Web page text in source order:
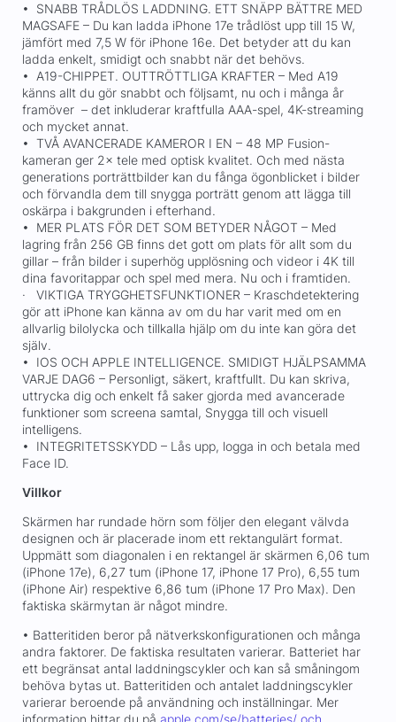
• SNABB TRÅDLÖS LADDNING. ETT SNÄPP BÄTTRE MED
MAGSAFE – Du kan ladda iPhone 17e trådlöst upp till 15 W,
jämfört med 7,5 W för iPhone 16e. Det betyder att du kan
ladda enkelt, smidigt och snabbt när det behövs.
• A19-CHIPPET. OUTTRÖTTLIGA KRAFTER – Med A19
känns allt du gör snabbt och följsamt, nu och i många år
framöver – det inkluderar kraftfulla AAA-spel, 4K-streaming
och mycket annat.
• TVÅ AVANCERADE KAMEROR I EN – 48 MP Fusion-
kameran ger 2× tele med optisk kvalitet. Och med nästa
generations porträttbilder kan du fånga ögonblicket i bilder
och förvandla dem till snygga porträtt genom att lägga till
oskärpa i bakgrunden i efterhand.
• MER PLATS FÖR DET SOM BETYDER NÅGOT – Med
lagring från 256 GB finns det gott om plats för allt som du
gillar – från bilder i superhög upplösning och videor i 4K till
dina favoritappar och spel med mera. Nu och i framtiden.
· VIKTIGA TRYGGHETSFUNKTIONER – Kraschdetektering
gör att iPhone kan känna av om du har varit med om en
allvarlig bilolycka och tillkalla hjälp om du inte kan göra det
själv.
• IOS OCH APPLE INTELLIGENCE. SMIDIGT HJÄLPSAMMA
VARJE DAG6 – Personligt, säkert, kraftfullt. Du kan skriva,
uttrycka dig och enkelt få saker gjorda med avancerade
funktioner som screena samtal, Snygga till och visuell
intelligens.
• INTEGRITETSSKYDD – Lås upp, logga in och betala med
Face ID.
Villkor
Skärmen har rundade hörn som följer den elegant välvda
designen och är placerade inom ett rektangulärt format.
Uppmätt som diagonalen i en rektangel är skärmen 6,06 tum
(iPhone 17e), 6,27 tum (iPhone 17, iPhone 17 Pro), 6,55 tum
(iPhone Air) respektive 6,86 tum (iPhone 17 Pro Max). Den
faktiska skärmytan är något mindre.
• Batteritiden beror på nätverkskonfigurationen och många
andra faktorer. De faktiska resultaten varierar. Batteriet har
ett begränsat antal laddningscykler och kan så småningom
behöva bytas ut. Batteritiden och antalet laddningscykler
varierar beroende på användning och inställningar. Mer